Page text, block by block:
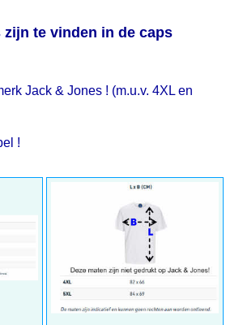
zijn te vinden in de caps
Jack & Jones ! (m.u.v. 4XL en
!